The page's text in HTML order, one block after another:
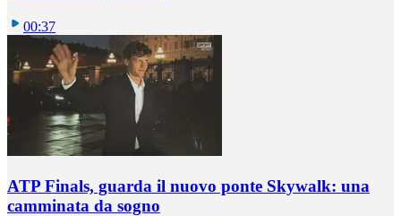
00:37
ATP Finals, guarda il nuovo ponte Skywalk: una
camminata da sogno